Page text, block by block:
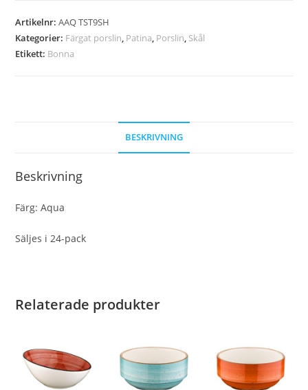
Artikelnr:AAQ TST9SH
Kategorier: Färgat porslin, Patina, Porslin, Skål
Etikett: Bonna
BESKRIVNING
Beskrivning
Färg: Aqua
Säljes i 24-pack
Relaterade produkter